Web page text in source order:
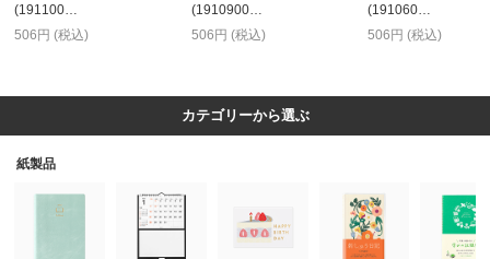
(191100…
506円 (税込)
(1910900…
506円 (税込)
(191060…
506円 (税込)
カテゴリーから選ぶ
紙製品